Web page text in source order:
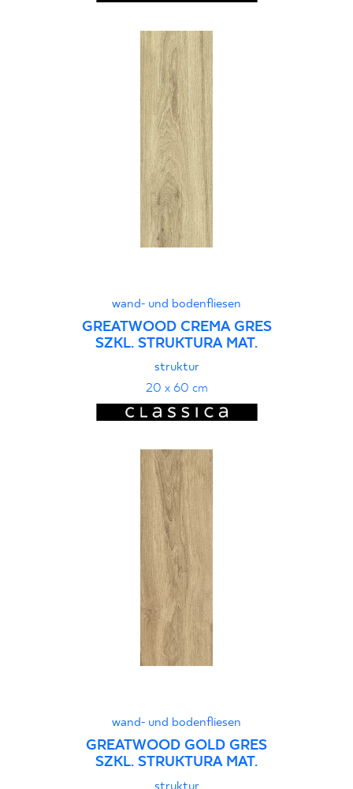
wand- und bodenfliesen
GREATWOOD CREMA GRES
SZKL. STRUKTURA MAT.
struktur
20 x 60 cm
wand- und bodenfliesen
GREATWOOD GOLD GRES
SZKL. STRUKTURA MAT.
struktur